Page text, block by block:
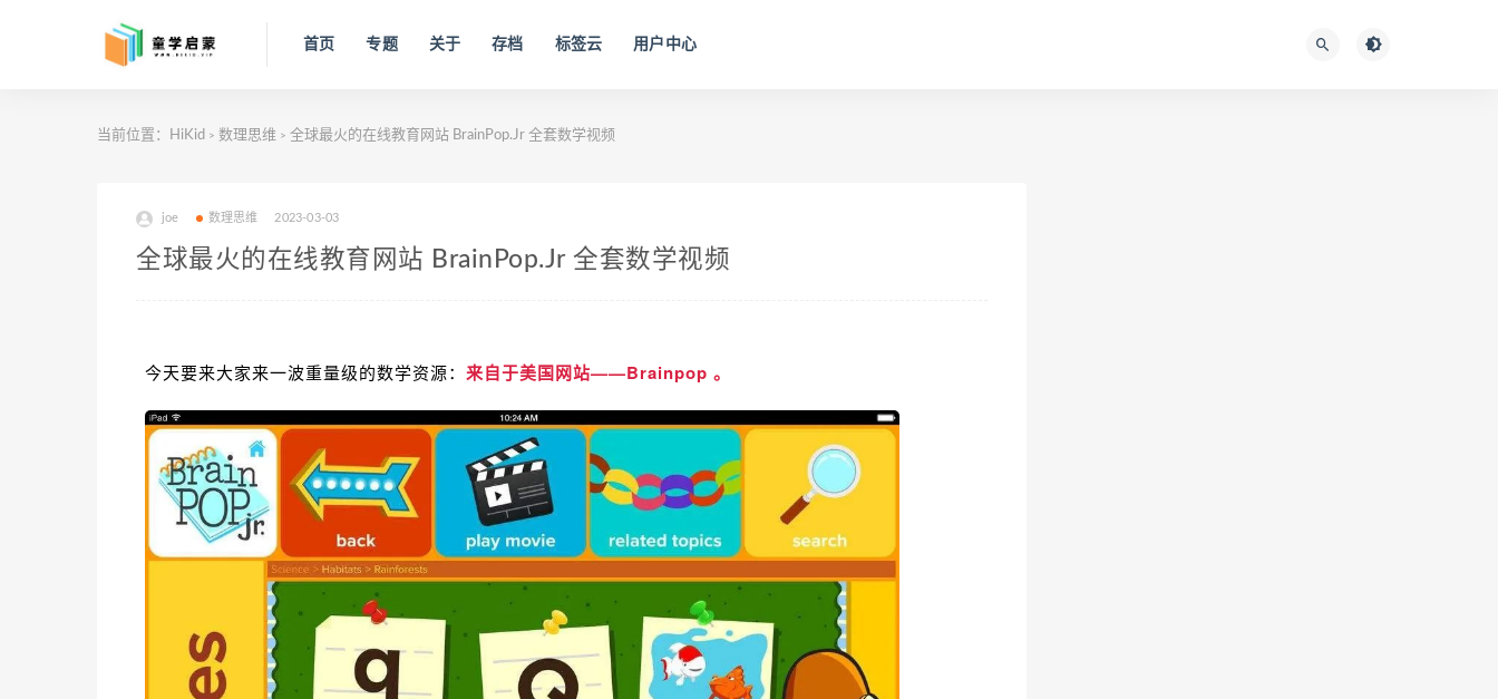
首页 专题 关于 存档 标签云 用户中心
当前位置： HiKid > 数理思维 > 全球最火的在线教育网站 BrainPop.Jr 全套数学视频
joe 数理思维 2023-03-03
全球最火的在线教育网站 BrainPop.Jr 全套数学视频
今天要来大家来一波重量级的数学资源： 来自于美国网站——Brainpop 。